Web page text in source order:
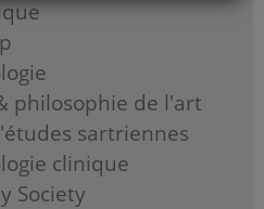
philosophie de l'art
sartriennes
clinique
Society